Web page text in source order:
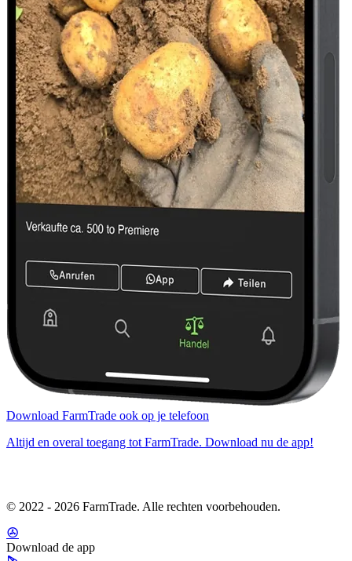
Download FarmTrade ook op je telefoon
Altijd en overal toegang tot FarmTrade. Download nu de app!
© 2022 - 2026 FarmTrade. Alle rechten voorbehouden.
Download de app